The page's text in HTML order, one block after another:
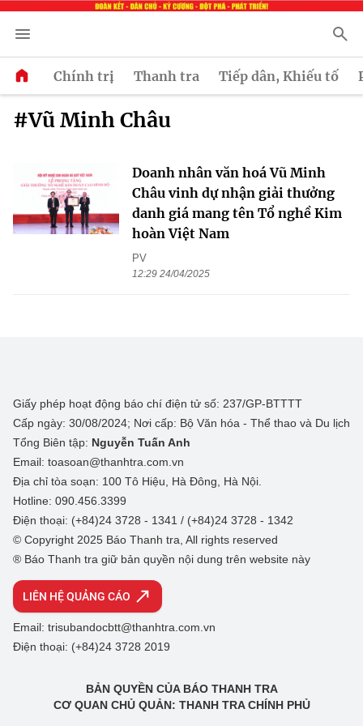
Chính trị Thanh tra Tiếp dân, Khiếu tố
#Vũ Minh Châu
Doanh nhân văn hoá Vũ Minh
Châu vinh dự nhận giải thưởng
danh giá mang tên Tổ nghề Kim
hoàn Việt Nam
PV
12:29 24/04/2025
Giấy phép hoạt động báo chí điện tử số: 237/GP-BTTTT
Cấp ngày: 30/08/2024; Nơi cấp: Bộ Văn hóa - Thể thao và Du lịch
Tổng Biên tập: Nguyễn Tuấn Anh
Email: toasoan@thanhtra.com.vn
Địa chỉ tòa soạn: 100 Tô Hiệu, Hà Đông, Hà Nội.
Hotline: 090.456.3399
Điện thoại: (+84)24 3728 - 1341 / (+84)24 3728 - 1342
© Copyright 2025 Báo Thanh tra, All rights reserved
® Báo Thanh tra giữ bản quyền nội dung trên website này
LIÊN HỆ QUẢNG CÁO
Email: trisubandocbtt@thanhtra.com.vn
Điện thoại: (+84)24 3728 2019
BẢN QUYỀN CỦA BÁO THANH TRA
CƠ QUAN CHỦ QUẢN: THANH TRA CHÍNH PHỦ